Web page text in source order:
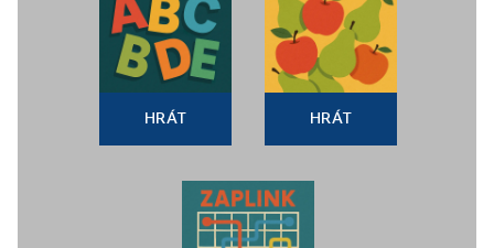
HRÁT HRÁT